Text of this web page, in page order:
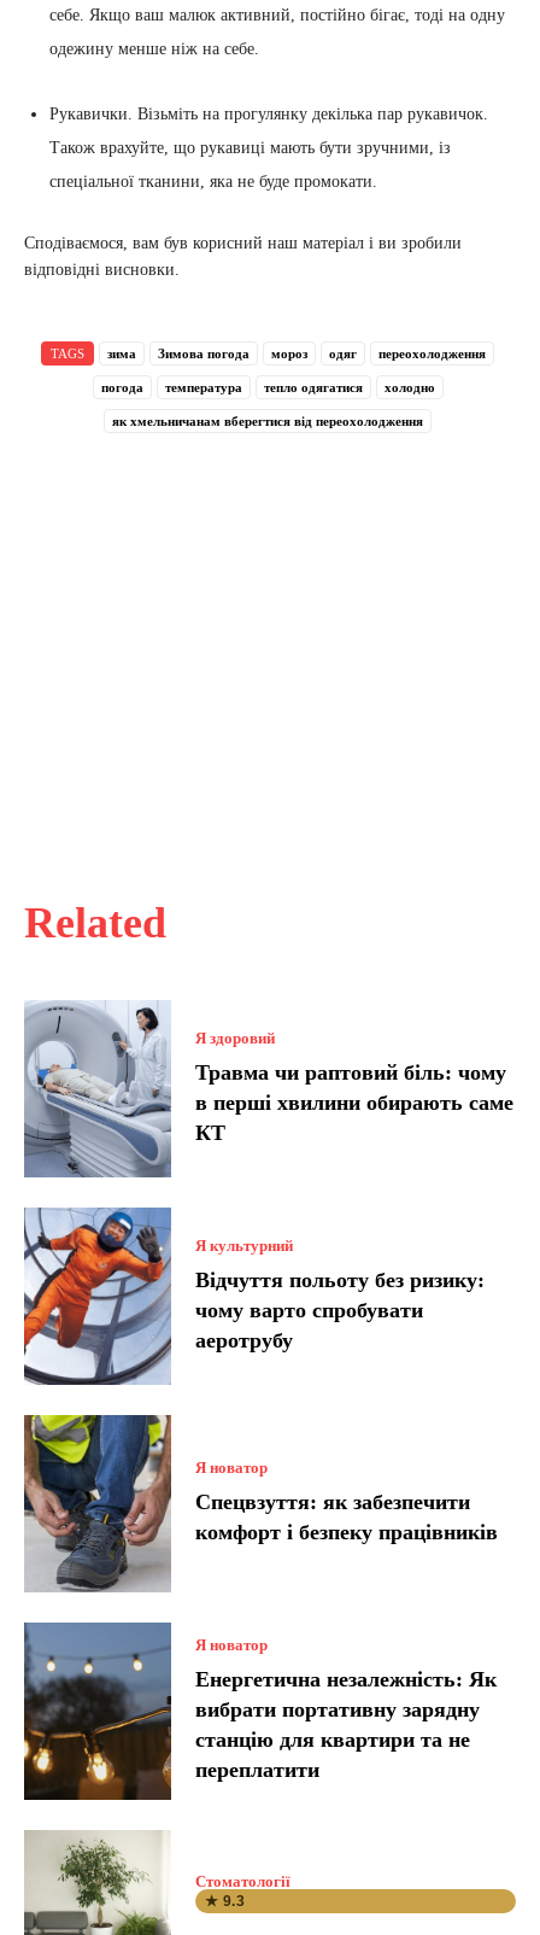
Related
Я здоровий
Травма чи раптовий біль: чому
в перші хвилини обирають саме
КТ
Я культурний
Відчуття польоту без ризику:
чому варто спробувати
аеротрубу
Я новатор
Спецвзуття: як забезпечити
комфорт і безпеку працівників
Я новатор
Енергетична незалежність: Як
вибрати портативну зарядну
станцію для квартири та не
переплатити
Стоматології
★ 9.3
себе. Якщо ваш малюк активний, постійно бігає, тоді на одну
одежину менше ніж на себе.
Рукавички. Візьміть на прогулянку декілька пар рукавичок.
Також врахуйте, що рукавиці мають бути зручними, із
спеціальної тканини, яка не буде промокати.
Сподіваємося, вам був корисний наш матеріал і ви зробили
відповідні висновки.
TAGS зима Зимова погода мороз одяг переохолодження
погода температура тепло одягатися холодно
як хмельничанам вберегтися від переохолодження